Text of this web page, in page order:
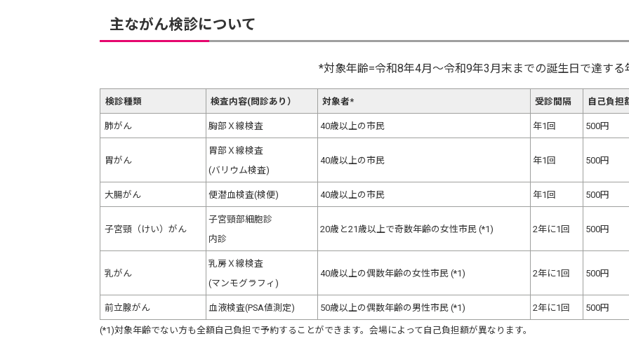
主ながん検診について
*対象年齢=令和8年4月～令和9年3月末までの誕生日で達する
検診種類 検査内容(問診あり） 対象者* 受診間隔 自己負担
肺がん 胸部Ｘ線検査 40歳以上の市民 年1回 500円
胃がん
胃部Ｘ線検査
(バリウム検査)
40歳以上の市民 年1回 500円
大腸がん 便潜血検査(検便) 40歳以上の市民 年1回 500円
子宮頸（けい）がん
子宮頸部細胞診
内診
20歳と21歳以上で奇数年齢の女性市民 (*1) 2年に1回 500円
乳がん
乳房Ｘ線検査
(マンモグラフィ)
40歳以上の偶数年齢の女性市民 (*1) 2年に1回 500円
前立腺がん 血液検査(PSA値測定) 50歳以上の偶数年齢の男性市民 (*1) 2年に1回 500円
(*1)対象年齢でない方も全額自己負担で予約することができます。会場によって自己負担額が異なります。